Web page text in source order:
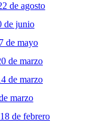
de agosto
de junio
de mayo
de marzo
de marzo
marzo
de febrero